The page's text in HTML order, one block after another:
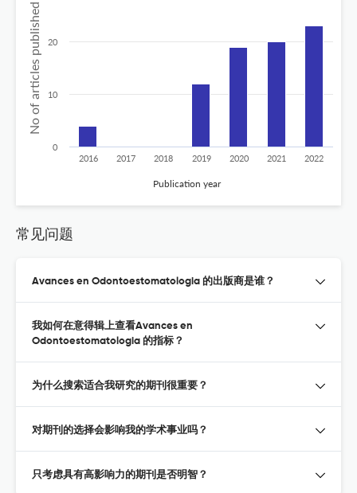
No of articles published
Publication year
2016 2017 2018 2019 2020 2021 2022
0
10
20
常见问题
Avances en Odontoestomatologia 的出版商是谁？
我如何在意得辑上查看Avances en
Odontoestomatologia 的指标？
为什么搜索适合我研究的期刊很重要？
对期刊的选择会影响我的学术事业吗？
只考虑具有高影响力的期刊是否明智？